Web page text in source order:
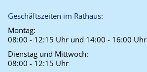
Geschäftszeiten im Rathaus:
Montag:
08:00 - 12:15 Uhr und 14:00 - 16:00 Uhr
Dienstag und Mittwoch:
08:00 - 12:15 Uhr